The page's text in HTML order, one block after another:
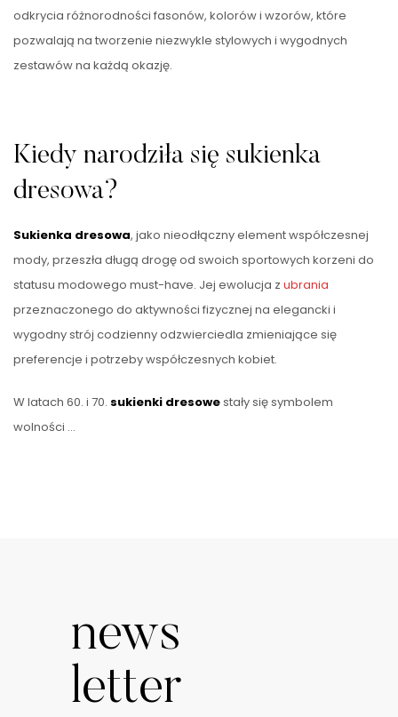
odkrycia różnorodności fasonów, kolorów i wzorów, które
pozwalają na tworzenie niezwykle stylowych i wygodnych
zestawów na każdą okazję.
Kiedy narodziła się sukienka
dresowa?
Sukienka dresowa, jako nieodłączny element współczesnej
mody, przeszła długą drogę od swoich sportowych korzeni do
statusu modowego must-have. Jej ewolucja z ubrania
przeznaczonego do aktywności fizycznej na elegancki i
wygodny strój codzienny odzwierciedla zmieniające się
preferencje i potrzeby współczesnych kobiet.
W latach 60. i 70. sukienki dresowestały się symbolem
wolności …
news
letter